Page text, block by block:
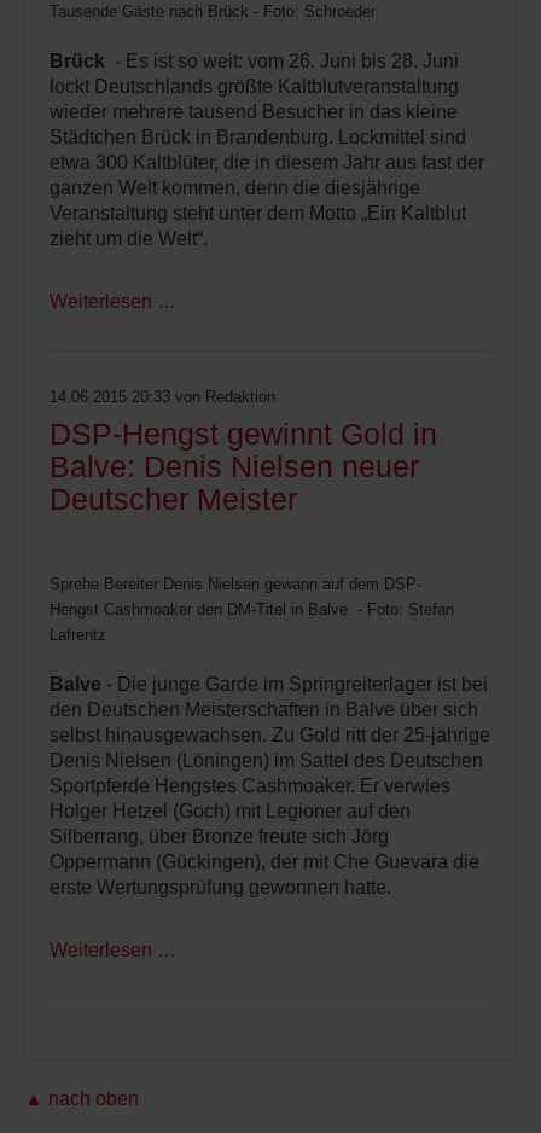
Tausende Gäste nach Brück - Foto: Schroeder
Brück - Es ist so weit: vom 26. Juni bis 28. Juni
lockt Deutschlands größte Kaltblutveranstaltung
wieder mehrere tausend Besucher in das kleine
Städtchen Brück in Brandenburg. Lockmittel sind
etwa 300 Kaltblüter, die in diesem Jahr aus fast der
ganzen Welt kommen, denn die diesjährige
Veranstaltung steht unter dem Motto „Ein Kaltblut
zieht um die Welt“.
Weiterlesen …
14.06.2015 20:33 von Redaktion
DSP-Hengst gewinnt Gold in
Balve: Denis Nielsen neuer
Deutscher Meister
Sprehe Bereiter Denis Nielsen gewann auf dem DSP-
Hengst Cashmoaker den DM-Titel in Balve. - Foto: Stefan
Lafrentz
Balve - Die junge Garde im Springreiterlager ist bei
den Deutschen Meisterschaften in Balve über sich
selbst hinausgewachsen. Zu Gold ritt der 25-jährige
Denis Nielsen (Löningen) im Sattel des Deutschen
Sportpferde Hengstes Cashmoaker. Er verwies
Holger Hetzel (Goch) mit Legioner auf den
Silberrang, über Bronze freute sich Jörg
Oppermann (Gückingen), der mit Che Guevara die
erste Wertungsprüfung gewonnen hatte.
Weiterlesen …
▲ nach oben